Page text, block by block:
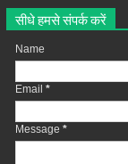
सीधे हमसे संपर्क करें
Name
Email *
Message *